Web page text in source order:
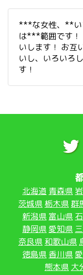
***な女性、**い
は***範囲です！
いします！ お
いし、いろいろ
す！
北海道 青森県
茨城県 栃木県群
新潟県 富山県
静岡県愛知県
奈良県 和歌山県
徳島県 香川県
熊本県 大